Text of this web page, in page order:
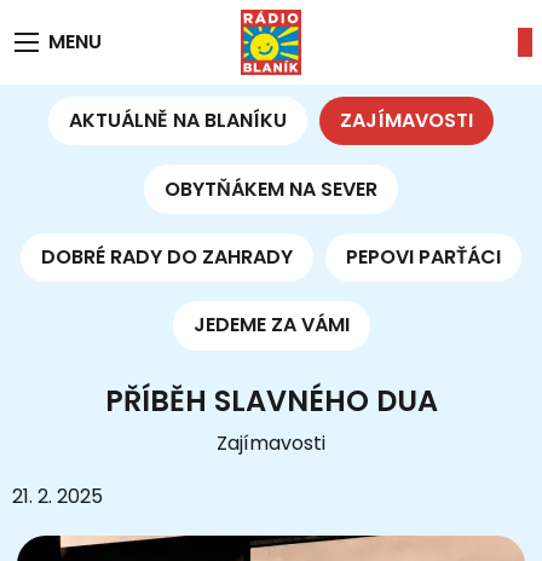
MENU
AKTUÁLNĚ NA BLANÍKU ZAJÍMAVOSTI
OBYTŇÁKEM NA SEVER
DOBRÉ RADY DO ZAHRADY PEPOVI PARŤÁCI
JEDEME ZA VÁMI
PŘÍBĚH SLAVNÉHO DUA
Zajímavosti
21. 2. 2025